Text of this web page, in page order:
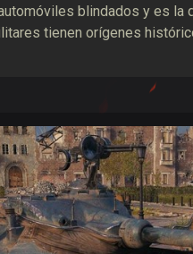
blindados y es la
tienen orígenes